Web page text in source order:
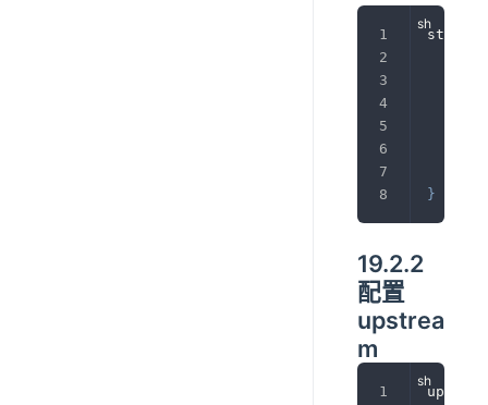
stream
}
19.2.2
配置
upstrea
m